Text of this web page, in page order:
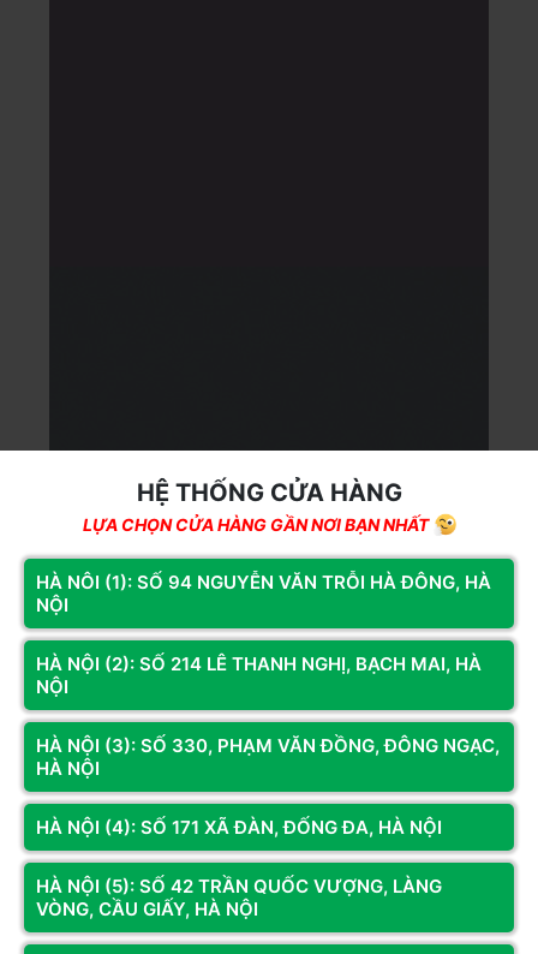
HỆ THỐNG CỬA HÀNG
LỰA CHỌN CỬA HÀNG GẦN NƠI BẠN NHẤT
HÀ NÔI (1): SỐ 94 NGUYỄN VĂN TRỖI HÀ ĐÔNG, HÀ
NỘI
HÀ NỘI (2): SỐ 214 LÊ THANH NGHỊ, BẠCH MAI, HÀ
NỘI
HÀ NỘI (3): SỐ 330, PHẠM VĂN ĐỒNG, ĐÔNG NGẠC,
HÀ NỘI
HÀ NỘI (4): SỐ 171 XÃ ĐÀN, ĐỐNG ĐA, HÀ NỘI
HÀ NỘI (5): SỐ 42 TRẦN QUỐC VƯỢNG, LÀNG
VÒNG, CẦU GIẤY, HÀ NỘI